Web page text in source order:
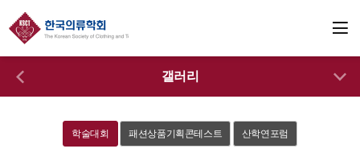
갤러리
학술대회 패션상품기획콘테스트 산학연포럼